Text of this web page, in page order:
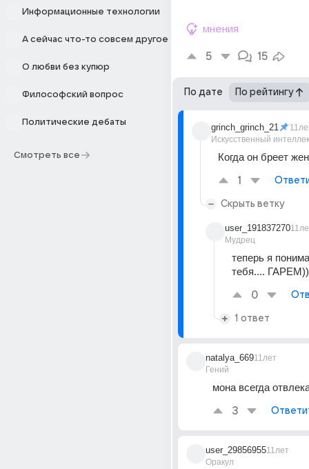
Информационные технологии
А сейчас что-то совсем другое
О любви без купюр
Философский вопрос
Политические дебаты
Смотреть все
мнения
5 15
По дате По рейтингу
grinch_grinch_21
Искусственный
Когда он бреет
1
Скрыть ветку
user_191837270
Мудрец
теперь я
тебя....
0
1 ответ
natalya_669
Гений
11лет
мона всегда
3
user_29856955
Оракул
11лет